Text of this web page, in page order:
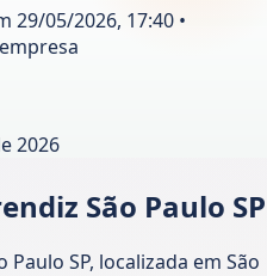
29/05/2026, 17:40 •
2026
São Paulo SP
Paulo SP, localizada em São